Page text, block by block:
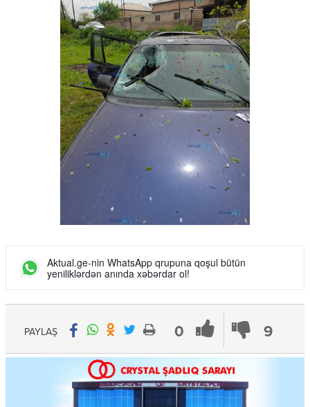
Aktual.ge-nin WhatsApp qrupuna qoşul bütün
yeniliklərdən anında xəbərdar ol!
0 9
PAYLAŞ